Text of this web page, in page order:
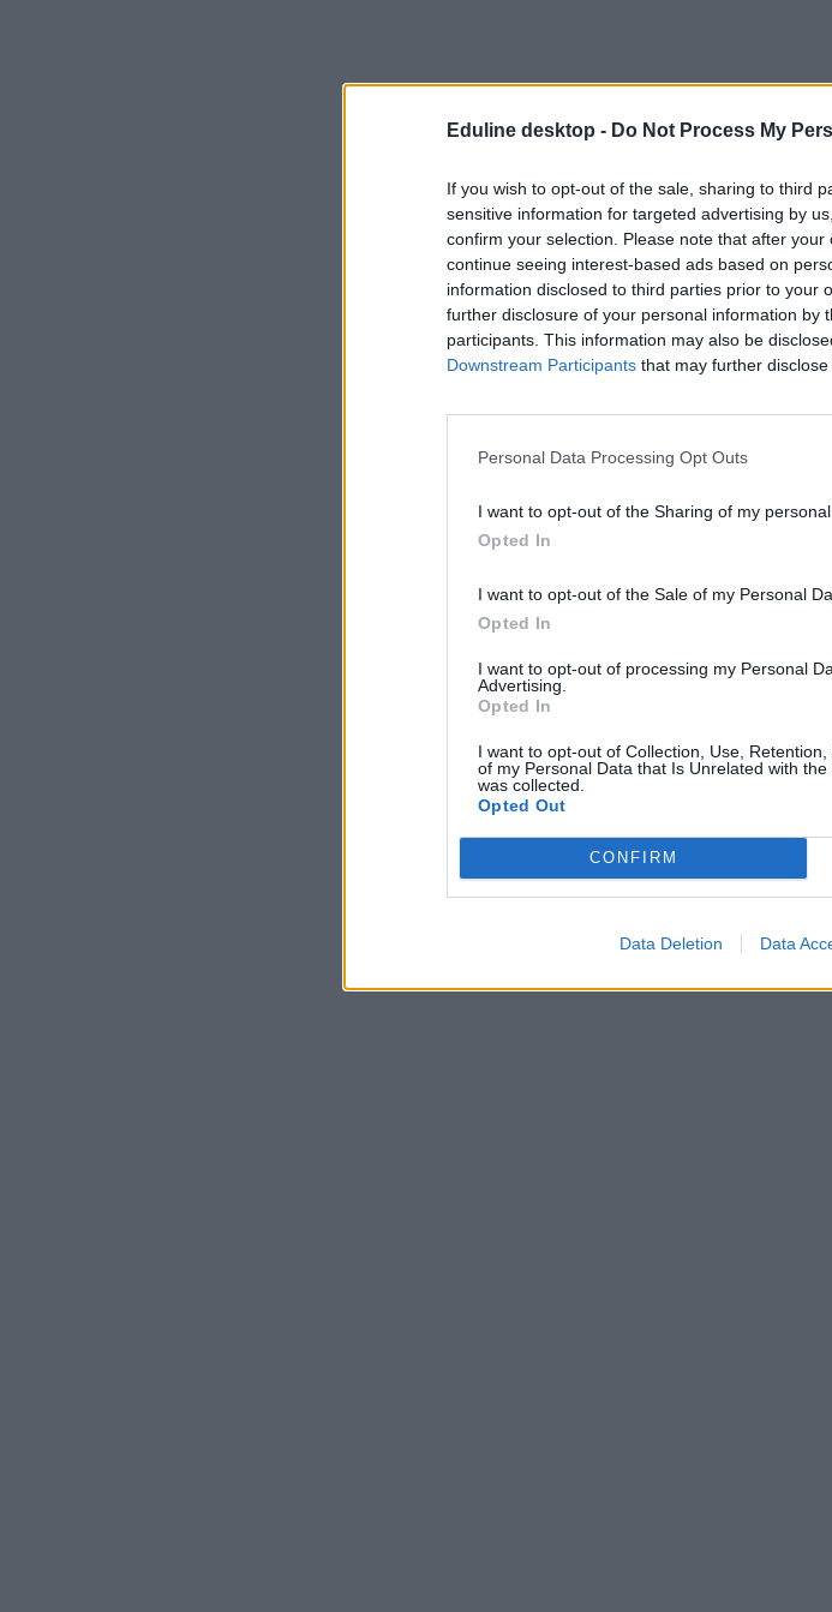
Eduline desktop - Do Not Process My
If you wish to opt-out of the sale, sharing to third
sensitive information for targeted advertising by
confirm your selection. Please note that after
continue seeing interest-based ads based on
information disclosed to third parties prior to your
further disclosure of your personal information by
participants. This information may also be
Downstream Participants that may further
Personal Data Processing Opt Outs
I want to opt-out of the Sharing of my personal
Opted In
I want to opt-out of the Sale of my Personal
Opted In
I want to opt-out of processing my Personal
Advertising.
Opted In
I want to opt-out of Collection, Use,
of my Personal Data that Is Unrelated with
was collected.
Opted Out
CONFIRM
Data Deletion Data